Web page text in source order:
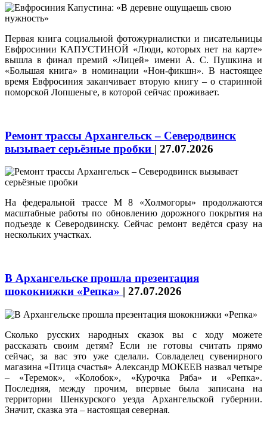
Первая книга социальной фотожурналистки и писательницы
Евфросинии КАПУСТИНОЙ «Люди, которых нет на карте»
вышла в финал премий «Лицей» имени А. С. Пушкина и
«Большая книга» в номинации «Нон-фикшн». В настоящее
время Евфросиния заканчивает вторую книгу – о старинной
поморской Лопшеньге, в которой сейчас проживает.
Ремонт трассы Архангельск – Северодвинск
вызывает серьёзные пробки | 27.07.2026
На федеральной трассе М 8 «Холмогоры» продолжаются
масштабные работы по обновлению дорожного покрытия на
подъезде к Северодвинску. Сейчас ремонт ведётся сразу на
нескольких участках.
В Архангельске прошла презентация
шококнижки «Репка» | 27.07.2026
Сколько русских народных сказок вы с ходу можете
рассказать своим детям? Если не готовы считать прямо
сейчас, за вас это уже сделали. Совладелец сувенирного
магазина «Птица счастья» Александр МОКЕЕВ назвал четыре
– «Теремок», «Колобок», «Курочка Ряба» и «Репка».
Последняя, между прочим, впервые была записана на
территории Шенкурского уезда Архангельской губернии.
Значит, сказка эта – настоящая северная.